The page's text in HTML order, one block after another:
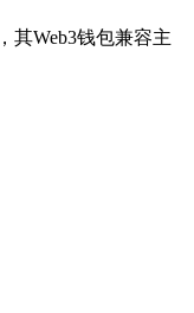
其Web3钱包兼容主